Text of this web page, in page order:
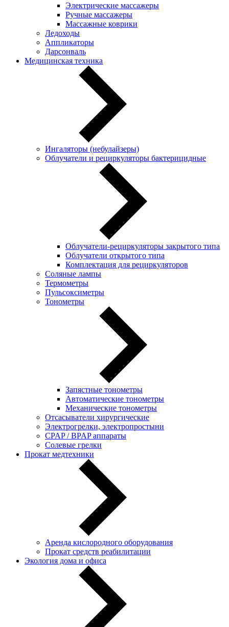
Электрические массажеры
Ручные массажеры
Массажные коврики
Ледоходы
Аппликаторы
Дарсонваль
Медицинская техника
Ингаляторы (небулайзеры)
Oблучатели и рециркуляторы бактерицидные
Облучатели-рециркуляторы закрытого типа
Облучатели открытого типа
Комплектация для рециркуляторов
Соляные лампы
Термометры
Пульсоксиметры
Тонометры
Запястные тонометры
Автоматические тонометры
Механические тонометры
Отсасыватели хирургические
Электрогрелки, электропростыни
CPAP / BPAP аппараты
Солевые грелки
Прокат медтехники
Аренда кислородного оборудования
Прокат средств реабилитации
Экология дома и офиса